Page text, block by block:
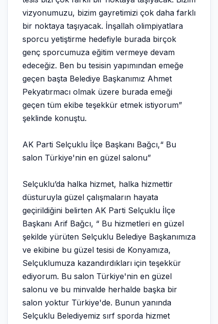
vizyonumuzu, bizim gayretimizi çok daha farklı
bir noktaya taşıyacak. İnşallah olimpiyatlara
sporcu yetiştirme hedefiyle burada birçok
genç sporcumuza eğitim vermeye devam
edeceğiz. Ben bu tesisin yapımından emeğe
geçen başta Belediye Başkanımız Ahmet
Pekyatırmacı olmak üzere burada emeği
geçen tüm ekibe teşekkür etmek istiyorum”
şeklinde konuştu.
AK Parti Selçuklu İlçe Başkanı Bağcı,“ Bu
salon Türkiye'nin en güzel salonu”
Selçuklu’da halka hizmet, halka hizmettir
düsturuyla güzel çalışmaların hayata
geçirildiğini belirten AK Parti Selçuklu İlçe
Başkanı Arif Bağcı, “ Bu hizmetleri en güzel
şekilde yürüten Selçuklu Belediye Başkanımıza
ve ekibine bu güzel tesisi de Konyamıza,
Selçuklumuza kazandırdıkları için teşekkür
ediyorum. Bu salon Türkiye'nin en güzel
salonu ve bu minvalde herhalde başka bir
salon yoktur Türkiye'de. Bunun yanında
Selçuklu Belediyemiz sırf sporda hizmet